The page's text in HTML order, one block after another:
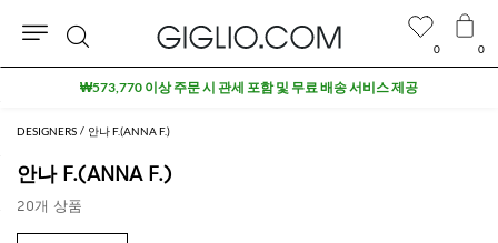
DESIGNERS 안나 F.(ANNA F.)
안나 F.(ANNA F.)
20개 상품
0 0
검
색
₩573,770 이상 주문 시 관세 포함 및 무료 배송 서비스 제공